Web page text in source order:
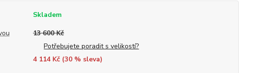
Skladem
13 600 Kč
Potřebujete poradit s velikostí?
4 114 Kč (30% sleva)